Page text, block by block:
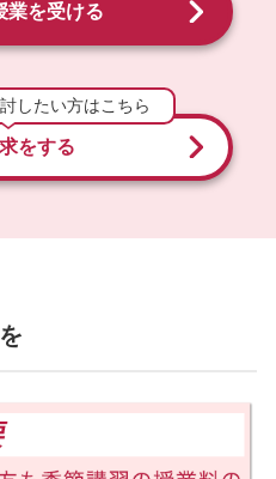
業を受ける
したい方はこちら
をする